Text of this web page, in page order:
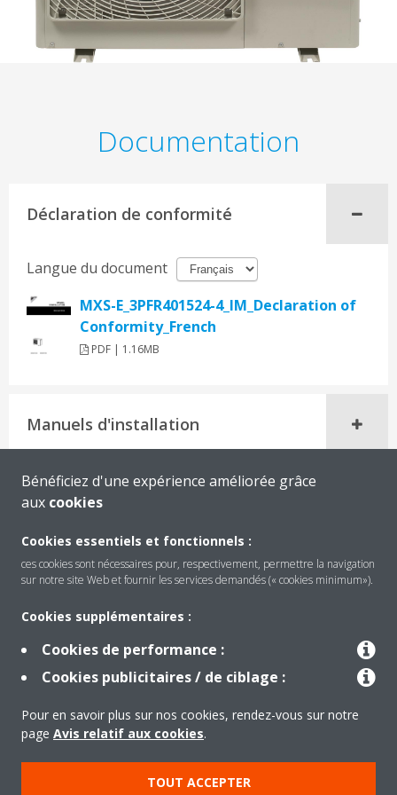
Documentation
Déclaration de conformité
Langue du document
MXS-E_3PFR401524-4_IM_Declaration of
Conformity_French
PDF | 1.16MB
Manuels d'installation
Produits
Solutions
Bénéficiez d'une expérience améliorée grâce
aux cookies
Cookies essentiels et fonctionnels :
ces cookies sont nécessaires pour, respectivement, permettre la navigation
sur notre site Web et fournir les services demandés (« cookies minimum»).
Cookies supplémentaires :
Cookies de performance :
Cookies publicitaires / de ciblage :
Pour en savoir plus sur nos cookies, rendez-vous sur notre
page Avis relatif aux cookies.
TOUT ACCEPTER